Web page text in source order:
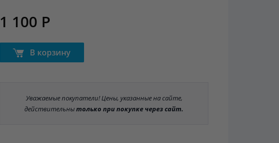
1 100 Р
В корзину
Уважаемые покупатели! Цены, указанные на сайте,
действительнытолько при покупке через сайт.